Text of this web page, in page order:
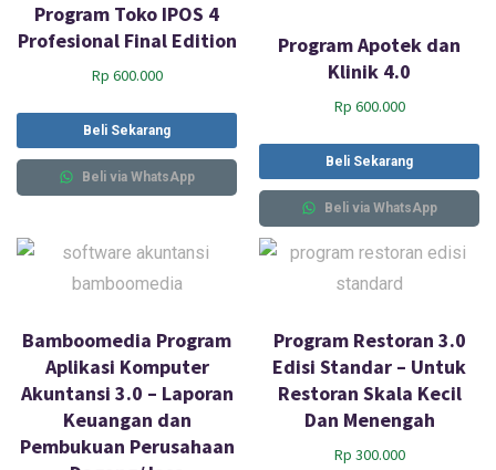
y
p
o
p
u
l
a
r
t
y
Program Toko IPOS 4
Profesional Final Edition
Rp 600.000
Beli Sekarang
Beli via WhatsApp
Program Apotek dan
Klinik 4.0
Rp 600.000
Beli Sekarang
Beli via WhatsApp
Bamboomedia Program
Aplikasi Komputer
Akuntansi 3.0 – Laporan
Keuangan dan
Pembukuan Perusahaan
Program Restoran 3.0
Edisi Standar – Untuk
Restoran Skala Kecil
Dan Menengah
Rp 300.000